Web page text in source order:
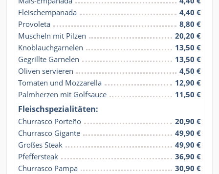
Fleischempanada
4,40 €
Provoleta
8,80 €
Muscheln mit Pilzen
20,20 €
Knoblauchgarnelen
13,50 €
Gegrillte Garnelen
13,50 €
Oliven servieren
4,50 €
Tomaten und Mozzarella
12,90 €
Palmherzen mit Golfsauce
11,50 €
Fleischspezialitäten:
Churrasco Porteño
20,90 €
Churrasco Gigante
49,90 €
Großes Steak
49,90 €
Pfeffersteak
36,90 €
Churrasco Pampa
30,90 €